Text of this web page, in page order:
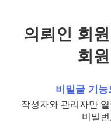
의뢰인 회
회
비밀글 기
작성자와 관리자만
비밀